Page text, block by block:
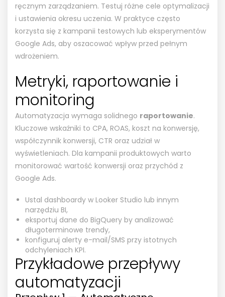
ręcznym zarządzaniem. Testuj różne cele optymalizacji
i ustawienia okresu uczenia. W praktyce często
korzysta się z kampanii testowych lub eksperymentów
Google Ads, aby oszacować wpływ przed pełnym
wdrożeniem.
Metryki, raportowanie i
monitoring
Automatyzacja wymaga solidnego raportowanie.
Kluczowe wskaźniki to CPA, ROAS, koszt na konwersję,
współczynnik konwersji, CTR oraz udział w
wyświetleniach. Dla kampanii produktowych warto
monitorować wartość konwersji oraz przychód z
Google Ads.
Ustal dashboardy w Looker Studio lub innym
narzędziu BI,
eksportuj dane do BigQuery by analizować
długoterminowe trendy,
konfiguruj alerty e-mail/SMS przy istotnych
odchyleniach KPI.
Przykładowe przepływy
automatyzacji